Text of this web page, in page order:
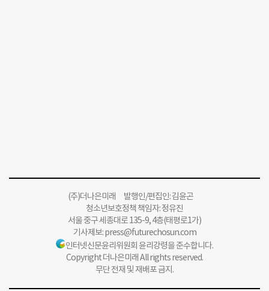
(주)더나은미래 발행인/편집인: 김윤곤
청소년보호정책 책임자: 정유진
서울 중구 세종대로 135-9, 4층(태평로1가)
기사제보:press@futurechosun.com
인터넷신문윤리위원회 윤리강령을 준수합니다.
Copyright 더나은미래 All rights reserved.
무단 전재 및 재배포 금지.